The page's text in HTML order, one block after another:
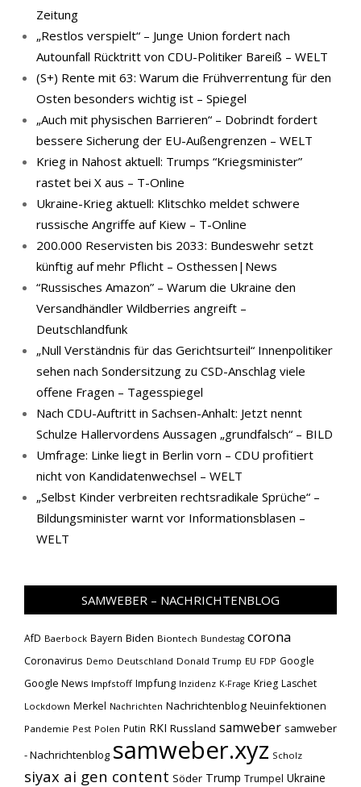
Zeitung
„Restlos verspielt“ – Junge Union fordert nach
Autounfall Rücktritt von CDU-Politiker Bareiß – WELT
(S+) Rente mit 63: Warum die Frühverrentung für den
Osten besonders wichtig ist – Spiegel
„Auch mit physischen Barrieren“ – Dobrindt fordert
bessere Sicherung der EU-Außengrenzen – WELT
Krieg in Nahost aktuell: Trumps “Kriegsminister”
rastet bei X aus – T-Online
Ukraine-Krieg aktuell: Klitschko meldet schwere
russische Angriffe auf Kiew – T-Online
200.000 Reservisten bis 2033: Bundeswehr setzt
künftig auf mehr Pflicht – Osthessen|News
“Russisches Amazon” – Warum die Ukraine den
Versandhändler Wildberries angreift –
Deutschlandfunk
„Null Verständnis für das Gerichtsurteil“ Innenpolitiker
sehen nach Sondersitzung zu CSD-Anschlag viele
offene Fragen – Tagesspiegel
Nach CDU-Auftritt in Sachsen-Anhalt: Jetzt nennt
Schulze Hallervordens Aussagen „grundfalsch“ – BILD
Umfrage: Linke liegt in Berlin vorn – CDU profitiert
nicht von Kandidatenwechsel – WELT
„Selbst Kinder verbreiten rechtsradikale Sprüche“ –
Bildungsminister warnt vor Informationsblasen –
WELT
SAMWEBER – NACHRICHTENBLOG
AfD Baerbock Bayern Biden Biontech Bundestag corona
Coronavirus Demo Deutschland Donald Trump EU FDP Google
Google News Impfstoff Impfung Inzidenz K-Frage Krieg Laschet
Lockdown Merkel Nachrichten Nachrichtenblog Neuinfektionen
Pandemie Pest Polen Putin RKI Russland samweber samweber
- Nachrichtenblog samweber.xyz Scholz
siyax ai gen content Söder Trump Trumpel Ukraine